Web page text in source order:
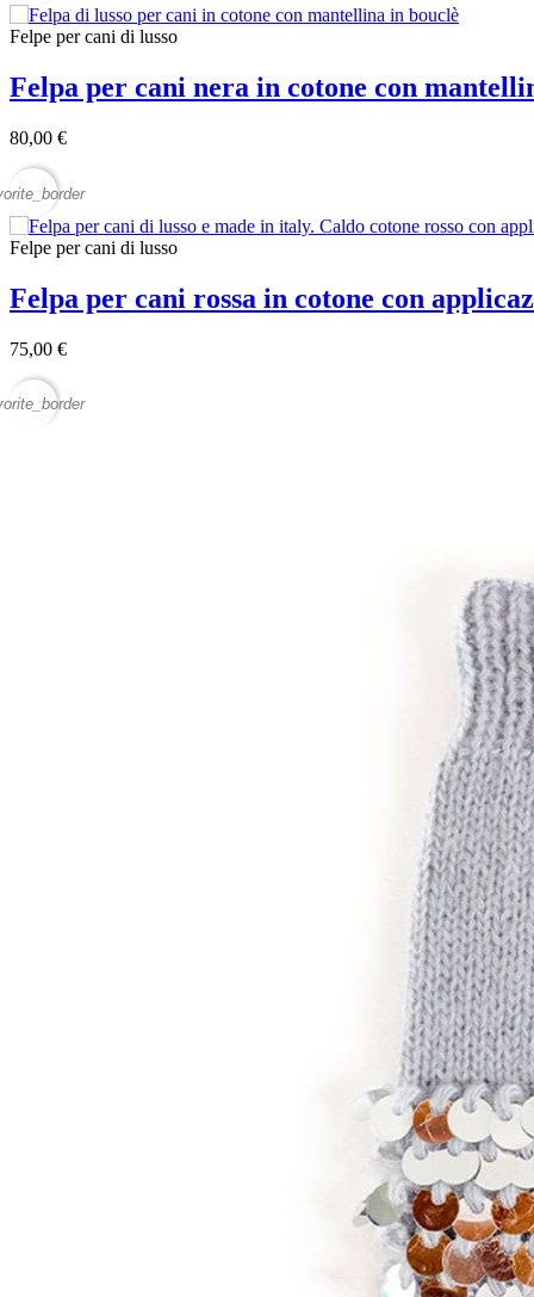
Felpe per cani di lusso
Felpa per cani nera in cotone con
80,00 €
Felpe per cani di lusso
Felpa per cani rossa in cotone con
75,00 €